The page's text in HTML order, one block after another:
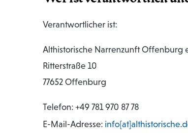
Verantwortlicher ist:
Althistorische Narrenzunft Offenburg
Ritterstraße 10
77652 Offenburg
Telefon: +49 781 970 87 78
E-Mail-Adresse: